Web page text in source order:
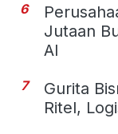
6
Jutaan
AI
7
Gurita
Ritel,